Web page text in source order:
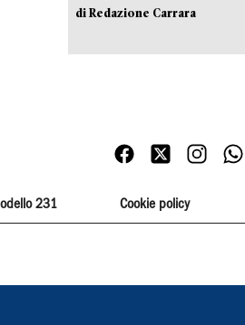
di Redazione Carrara
231 Cookie policy